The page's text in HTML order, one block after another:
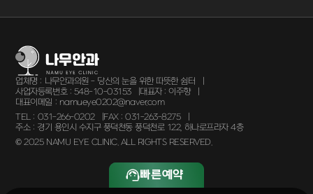
빠른예약
업체명 : 나무안과의원 - 당신의 눈을 위한 따뜻한 쉼터
사업자등록번호 : 548-10-03153 대표자 :이주향
대표이메일 : namueye0202@naver.com
TEL : 031-266-0202 FAX :031-263-8275
주소 : 경기 용인시 수지구 풍덕천동 풍덕천로 122, 하나로프라자 4층
© 2025 NAMU EYE CLINIC. ALL RIGHTS RESERVED.